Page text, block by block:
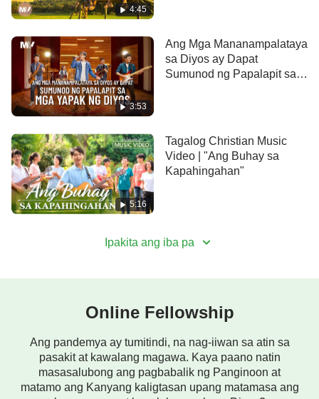
'Pag tunay na bukas ang 'yong puso,
'pag tunay na bukas ang 'yong puso,
iyong makikitang suklam
at kahihiyang mapaglustay't makasariling hiling.
'Pag tunay na bukas ang 'yong puso,
'pag tunay na bukas ang 'yong puso.
Makikita sa puso Niya'y mundong walang-hanggan,
tungo sa kahariang walang katulad.
Sa kaharia'y walang pandaraya,
walang panlilinlang, walang kadiliman, at walang
Tanging kataimtiman at katapatan;
tanging pagkamatuwid at kagandahang-loob.
4:45
3:53
Ang Mga Mananampalataya
sa Diyos ay Dapat
Sumunod ng Papalapit sa
5:16
Tagalog Christian Music
Video | "Ang Buhay sa
Kapahingahan"
Ipakita ang iba pa
Online Fellowship
Ang pandemya ay tumitindi, na nag-iiwan sa atin sa
pasakit at kawalang magawa. Kaya paano natin
masasalubong ang pagbabalik ng Panginoon at
matamo ang Kanyang kaligtasan upang matamasa ang